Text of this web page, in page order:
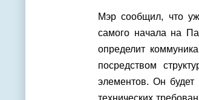
Мэр сообщил, что
самого начала на
определит
посредством
элементов. Он
технических